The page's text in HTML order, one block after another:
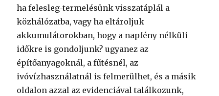
ha felesleg-termelésünk visszatáplál a
közhálózatba, vagy ha eltároljuk
akkumulátorokban, hogy a napfény nélküli
időkre is gondoljunk? ugyanez az
építőanyagoknál, a fűtésnél, az
ivóvízhasználatnál is felmerülhet, és a másik
oldalon azzal az evidenciával találkozunk,